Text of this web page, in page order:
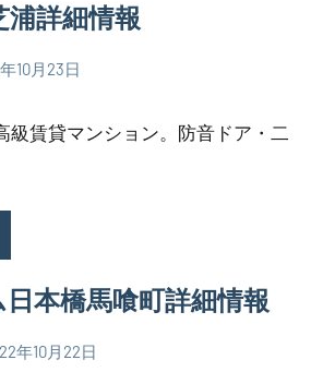
浦詳細情報
10月23日
級賃貸マンション。防音ドア・二
本橋馬喰町詳細情報
年10月22日